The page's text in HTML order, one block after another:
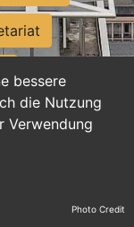
bessere
die Nutzung
Verwendung
Photo Credit